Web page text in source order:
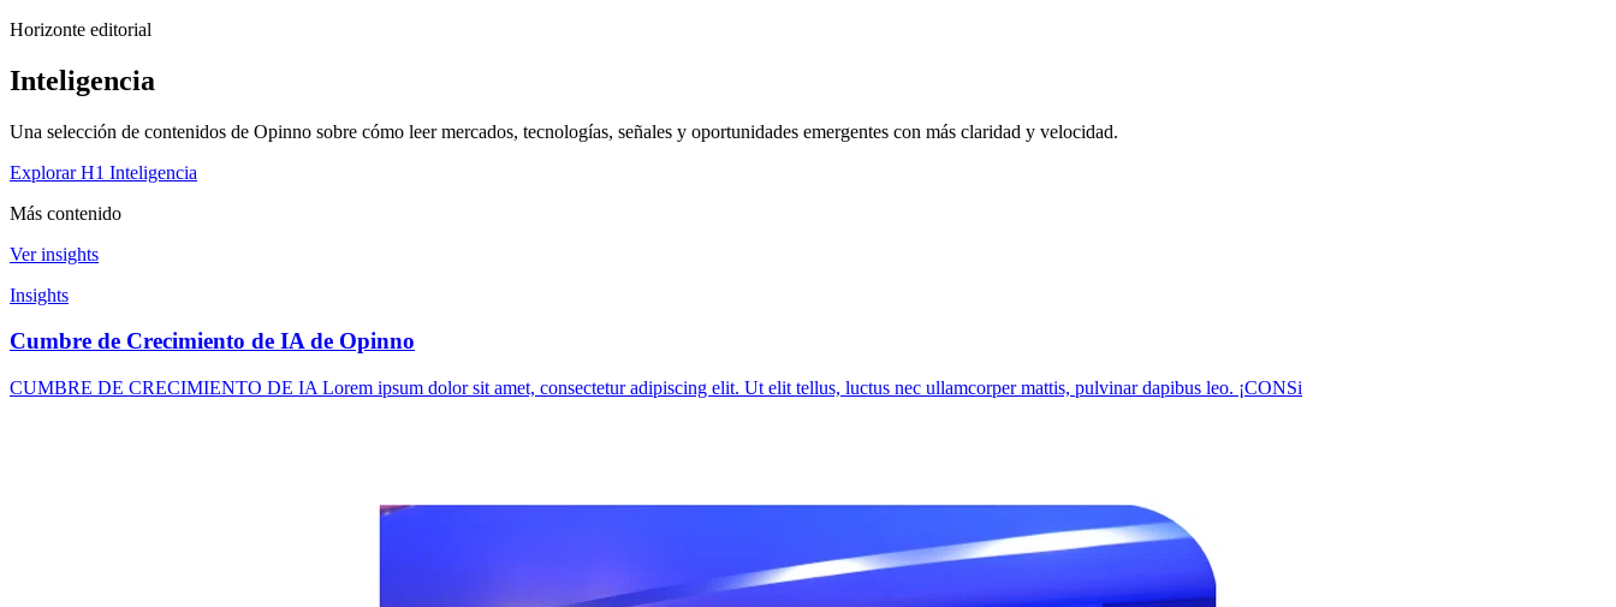
Horizonte editorial
Inteligencia
Una selección de contenidos de Opinno sobre cómo leer mercados, tecnologías, señales y oportunidades emergentes con más claridad y velocidad.
Explorar H1 Inteligencia
Más contenido
Ver insights
Insights
Cumbre de Crecimiento de IA de Opinno
CUMBRE DE CRECIMIENTO DE IA Lorem ipsum dolor sit amet, consectetur adipiscing elit. Ut elit tellus, luctus nec ullamcorper mattis, pulvinar dapibus leo. ¡CONSi